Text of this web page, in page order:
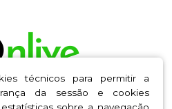
técnicos para permitir a
da sessão e cookies